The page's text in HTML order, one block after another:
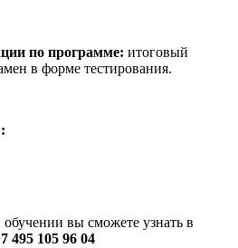
по программе: итоговый
в форме тестирования.
вы сможете узнать в
495 105 96 04